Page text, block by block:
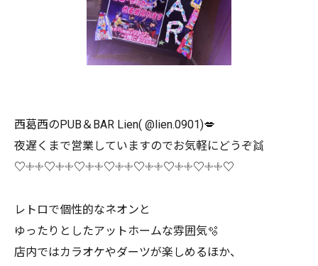
西葛西のPUB＆BAR Lien( @lien.0901)💋
夜遅くまで営業していますのでお気軽にどうぞ👯
♡𓇬𓇬♡𓇬𓇬♡𓇬𓇬♡𓇬𓇬♡𓇬𓇬♡𓇬𓇬♡𓇬𓇬♡
レトロで個性的なネオンと
ゆったりとしたアットホームな雰囲気🫧
店内ではカラオケやダーツが楽しめるほか、